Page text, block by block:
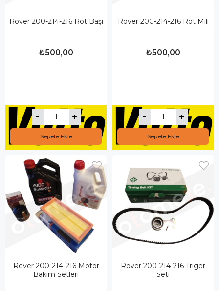
Rover 200-214-216 Rot Başı
₺500,00
Sepete Ekle
Rover 200-214-216 Rot Mili
₺500,00
Sepete Ekle
Rover 200-214-216 Motor
Bakım Setleri
Rover 200-214-216 Triger
Seti